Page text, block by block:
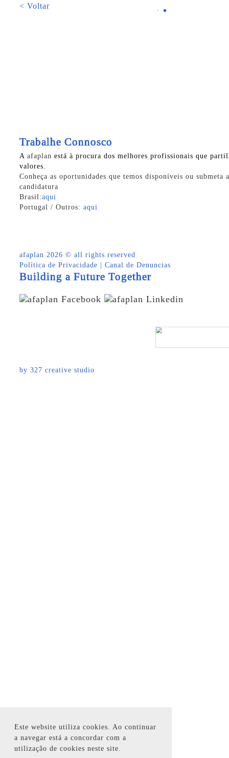
Este website utiliza cookies. Ao continuar
a navegar está a concordar com a
utilização de cookies neste site.
< Voltar
Trabalhe Connosco
A afaplan está à procura dos melhores profissionais que
valores.
Conheça as oportunidades que temos disponíveis ou submeta
candidatura
Brasil:aqui
Portugal / Outros: aqui
afaplan 2026 © all rights reserved
Política de Privacidade
Canal de Denuncias
Building a Future Together
by 327 creative studio